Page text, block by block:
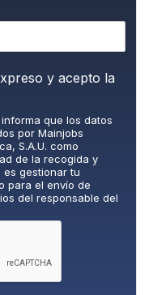
y acepto la
que los datos
por Mainjobs
S.A.U. como
de la recogida y
es gestionar tu
para el envío de
del responsable del
a terceros, salvo
de acceso,
los datos en
, así como el derecho a
de control.